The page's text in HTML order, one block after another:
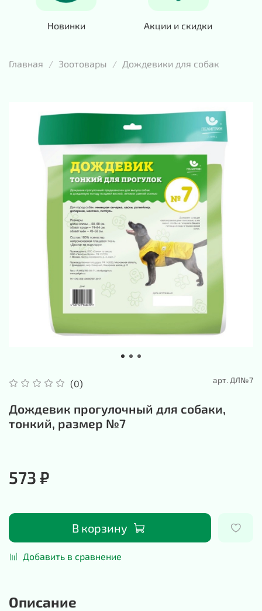
Новинки Акции и скидки
Главная Зоотовары Дождевики для собак
(0) арт. ДЛ№7
Дождевик прогулочный для собаки,
тонкий, размер №7
573 ₽
В корзину
Добавить в сравнение
Описание